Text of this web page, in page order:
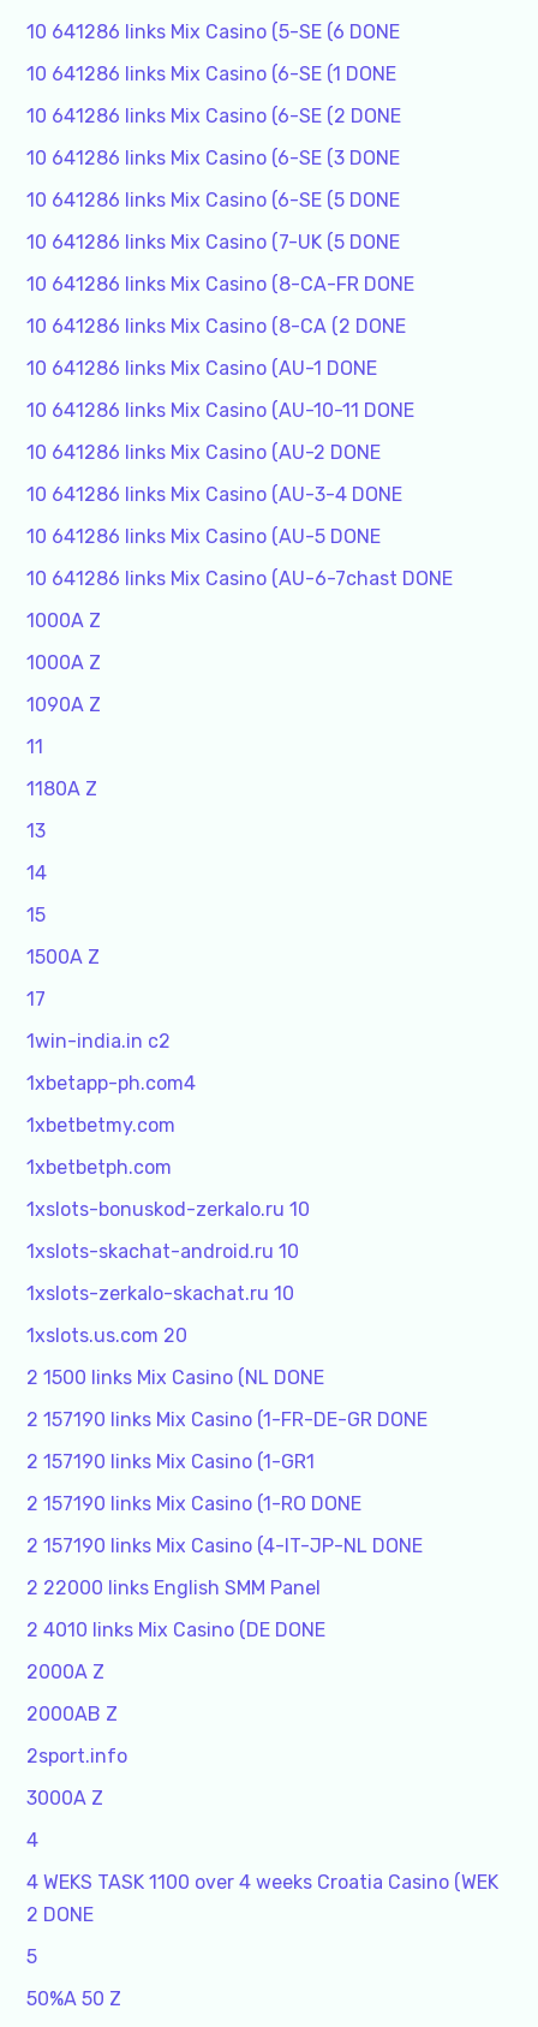
10 641286 links Mix Casino (5-SE (6 DONE
10 641286 links Mix Casino (6-SE (1 DONE
10 641286 links Mix Casino (6-SE (2 DONE
10 641286 links Mix Casino (6-SE (3 DONE
10 641286 links Mix Casino (6-SE (5 DONE
10 641286 links Mix Casino (7-UK (5 DONE
10 641286 links Mix Casino (8-CA-FR DONE
10 641286 links Mix Casino (8-CA (2 DONE
10 641286 links Mix Casino (AU-1 DONE
10 641286 links Mix Casino (AU-10-11 DONE
10 641286 links Mix Casino (AU-2 DONE
10 641286 links Mix Casino (AU-3-4 DONE
10 641286 links Mix Casino (AU-5 DONE
10 641286 links Mix Casino (AU-6-7chast DONE
1000A Z
1000A Z
1090A Z
11
1180A Z
13
14
15
1500A Z
17
1win-india.in c2
1xbetapp-ph.com4
1xbetbetmy.com
1xbetbetph.com
1xslots-bonuskod-zerkalo.ru 10
1xslots-skachat-android.ru 10
1xslots-zerkalo-skachat.ru 10
1xslots.us.com 20
2 1500 links Mix Casino (NL DONE
2 157190 links Mix Casino (1-FR-DE-GR DONE
2 157190 links Mix Casino (1-GR1
2 157190 links Mix Casino (1-RO DONE
2 157190 links Mix Casino (4-IT-JP-NL DONE
2 22000 links English SMM Panel
2 4010 links Mix Casino (DE DONE
2000A Z
2000AB Z
2sport.info
3000A Z
4
4 WEKS TASK 1100 over 4 weeks Croatia Casino (WEK
2 DONE
5
50%A 50 Z